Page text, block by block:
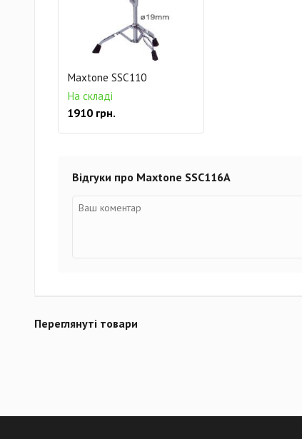
Maxtone SSC110
На складі
1910 грн.
Відгуки про Maxtone SSC116A
Переглянуті товари